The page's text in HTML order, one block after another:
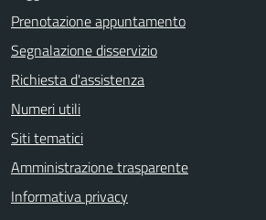
Prenotazione appuntamento
Segnalazione disservizio
Richiesta d'assistenza
Numeri utili
Siti tematici
Amministrazione trasparente
Informativa privacy